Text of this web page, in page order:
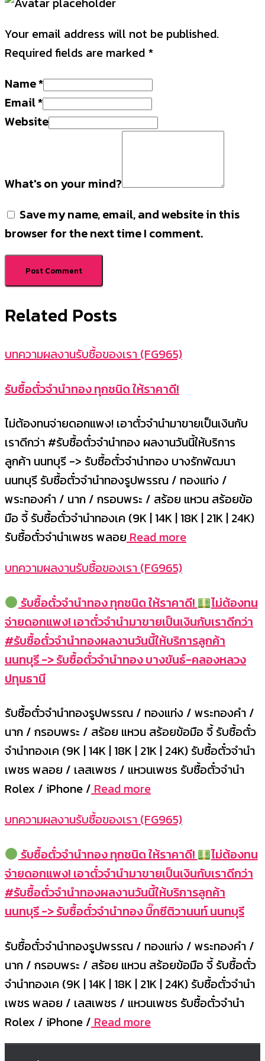
Your email address will not be published.
Required fields are marked *
Name*
Email*
Website
What's on your mind?
Save my name, email, and website in this
browser for the next time I comment.
Related Posts
บทความผลงานรับซื้อของเรา (FG965)
รับซื้อตั๋วจำนำทอง ทุกชนิด ให้ราคาดี!
ไม่ต้องทนจ่ายดอกแพง! เอาตั๋วจำนำมาขายเป็นเงินกับ
เราดีกว่า #รับซื้อตั๋วจำนำทอง ผลงานวันนี้ให้บริการ
ลูกค้า นนทบุรี -> รับซื้อตั๋วจำนำทอง บางรักพัฒนา
นนทบุรี รับซื้อตั๋วจำนำทองรูปพรรณ / ทองแท่ง /
พระทองคำ / นาก / กรอบพระ / สร้อย แหวน สร้อยข้อ
มือ จี้ รับซื้อตั๋วจำนำทองเค (9K | 14K | 18K | 21K | 24K)
รับซื้อตั๋วจำนำเพชร พลอยRead more
บทความผลงานรับซื้อของเรา (FG965)
รับซื้อตั๋วจำนำทอง ทุกชนิด ให้ราคาดี!
ไม่ต้องทน
จ่ายดอกแพง! เอาตั๋วจำนำมาขายเป็นเงินกับเราดีกว่า
#รับซื้อตั๋วจำนำทองผลงานวันนี้ให้บริการลูกค้า
นนทบุรี -> รับซื้อตั๋วจำนำทอง บางขันธ์-คลองหลวง
ปทุมธานี
รับซื้อตั๋วจำนำทองรูปพรรณ / ทองแท่ง / พระทองคำ /
นาก / กรอบพระ / สร้อย แหวน สร้อยข้อมือ จี้ รับซื้อตั๋ว
จำนำทองเค (9K | 14K | 18K | 21K | 24K) รับซื้อตั๋วจำนำ
เพชร พลอย / เลสเพชร / แหวนเพชร รับซื้อตั๋วจำนำ
Rolex / iPhone /Read more
บทความผลงานรับซื้อของเรา (FG965)
รับซื้อตั๋วจำนำทอง ทุกชนิด ให้ราคาดี!
ไม่ต้องทน
จ่ายดอกแพง! เอาตั๋วจำนำมาขายเป็นเงินกับเราดีกว่า
#รับซื้อตั๋วจำนำทองผลงานวันนี้ให้บริการลูกค้า
นนทบุรี -> รับซื้อตั๋วจำนำทอง บิ๊กซีติวานนท์ นนทบุรี
รับซื้อตั๋วจำนำทองรูปพรรณ / ทองแท่ง / พระทองคำ /
นาก / กรอบพระ / สร้อย แหวน สร้อยข้อมือ จี้ รับซื้อตั๋ว
จำนำทองเค (9K | 14K | 18K | 21K | 24K) รับซื้อตั๋วจำนำ
เพชร พลอย / เลสเพชร / แหวนเพชร รับซื้อตั๋วจำนำ
Rolex / iPhone / Read more